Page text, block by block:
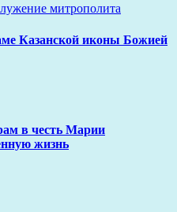
митрополита
Казанской иконы Божией
в честь Марии
жизнь